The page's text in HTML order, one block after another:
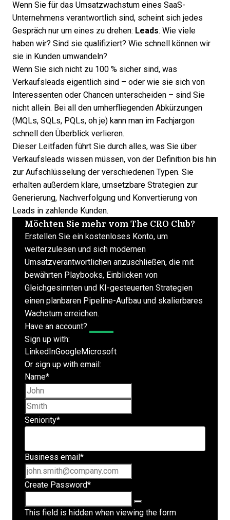
Wenn Sie für das Umsatzwachstum eines SaaS-
Unternehmens verantwortlich sind, scheint sich jedes
Gespräch nur um eines zu drehen: Leads. Wie viele
haben wir? Sind sie qualifiziert? Wie schnell können wir
sie in Kunden umwandeln?
Wenn Sie sich nicht zu 100 % sicher sind, was
Verkaufsleads eigentlich sind – oder wie sie sich von
Interessenten oder Chancen unterscheiden – sind Sie
nicht allein. Bei all den umherfliegenden Abkürzungen
(MQLs, SQLs, PQLs, oh je) kann man im Fachjargon
schnell den Überblick verlieren.
Dieser Leitfaden führt Sie durch alles, was Sie über
Verkaufsleads wissen müssen, von der Definition bis hin
zur Aufschlüsselung der verschiedenen Typen. Sie
erhalten außerdem klare, umsetzbare Strategien zur
Generierung, Nachverfolgung und Konvertierung von
Leads in zahlende Kunden.
Möchten Sie mehr vom The CRO Club?
Erstellen Sie ein kostenloses Konto, um
weiterzulesen und sich modernen
Umsatzverantwortlichen anzuschließen, die mit
bewährten Playbooks, Einblicken von
Gleichgesinnten und KI-gesteuerten Strategien
einen planbaren Pipeline-Aufbau und skalierbares
Wachstum erreichen.
Have an account?
Sign up with:
LinkedInGoogleMicrosoft
Or sign up with email:
Name*
Seniority*
Business email *
Create Password*
This field is hidden when viewing the form